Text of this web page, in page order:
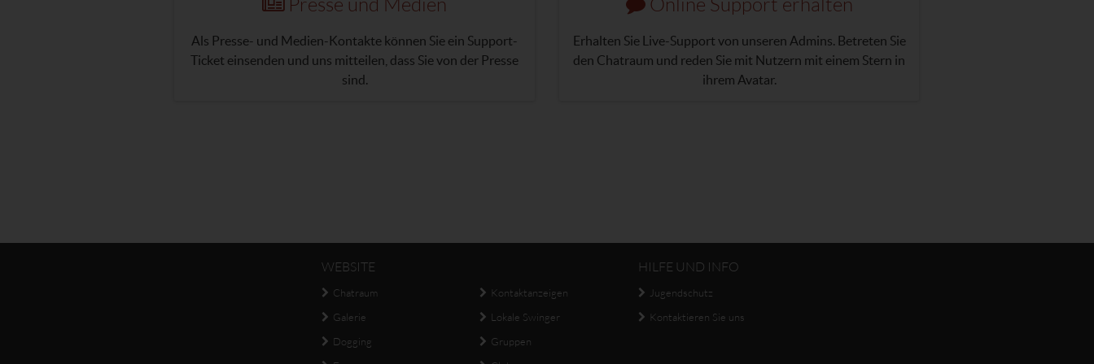
Als Presse- und Medien-Kontakte können Sie ein Support-
Ticket einsenden und uns mitteilen, dass Sie von der Presse
sind.
Erhalten Sie Live-Support von unseren Admins. Betreten Sie
den Chatraum und reden Sie mit Nutzern mit einem Stern in
ihrem Avatar.
WEBSITE
Chatraum
Galerie
Dogging
Kontaktanzeigen
Lokale Swinger
Gruppen
HILFE UND INFO
Jugendschutz
Kontaktieren Sie uns